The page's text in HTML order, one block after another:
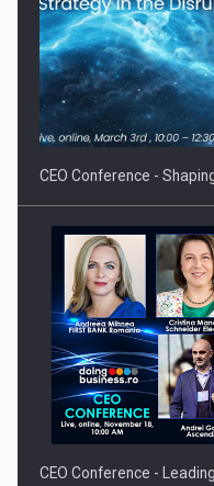
Hard Enduro Piatra
CEO Conference -
CEO Conference -